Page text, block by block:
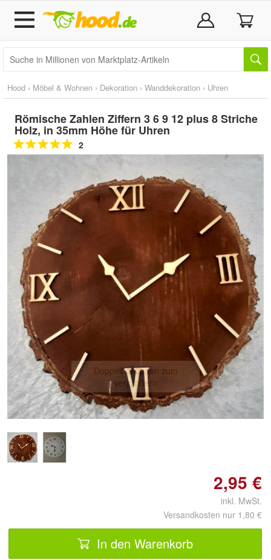
Hood › Möbel & Wohnen › Dekoration › Wanddekoration › Uhren
Römische Zahlen Ziffern 3 6 9 12 plus 8 Striche
Holz, in 35mm Höhe für Uhren
2
Doppelt antippen zum
vergrößern
2,95 €
inkl. MwSt.
Versandkosten nur 1,80 €
In den Warenkorb